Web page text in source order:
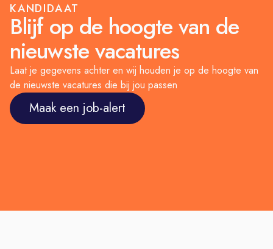
KANDIDAAT
Blijf op de hoogte van de
nieuwste vacatures
Laat je gegevens achter en wij houden je op de hoogte van
de nieuwste vacatures die bij jou passen
Maak een job-alert